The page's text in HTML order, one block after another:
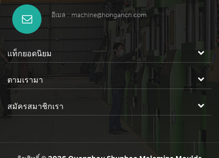
อีเมล : machine@hongancn.com
แท็กยอดนิยม
ตามเรามา
สมัครสมาชิกเรา